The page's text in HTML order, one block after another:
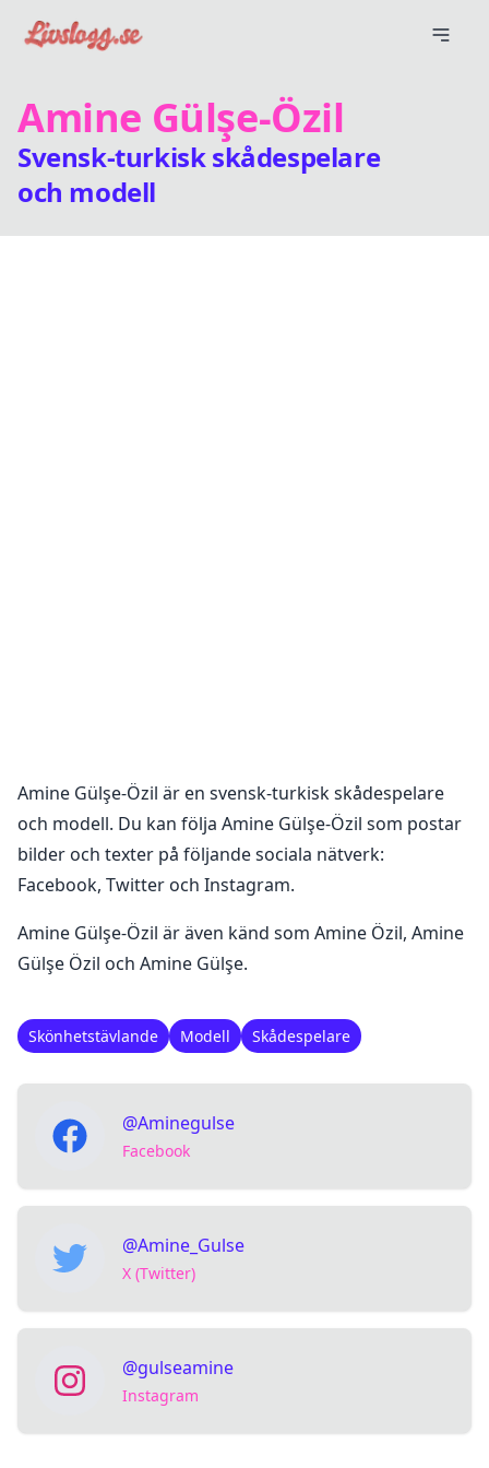
Amine Gülşe-Özil
Svensk-turkisk skådespelare
och modell
Amine Gülşe-Özil är en svensk-turkisk skådespelare
och modell. Du kan följa Amine Gülşe-Özil som postar
bilder och texter på följande sociala nätverk:
Facebook, Twitter och Instagram.
Amine Gülşe-Özil är även känd som Amine Özil, Amine
Gülşe Özil och Amine Gülşe.
Skönhetstävlande Modell Skådespelare
@Aminegulse
Facebook
@Amine_Gulse
X (Twitter)
@gulseamine
Instagram